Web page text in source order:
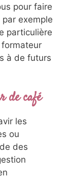
pour faire
exemple
particulière
à de futurs
de café
les
ou
des